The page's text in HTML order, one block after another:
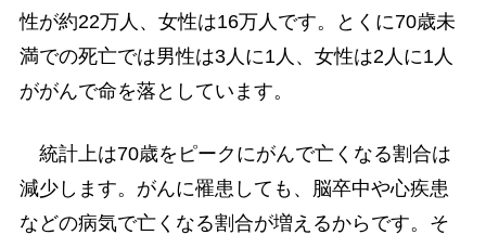
性が約22万人、女性は16万人です。とくに70歳未
満での死亡では男性は3人に1人、女性は2人に1人
ががんで命を落としています。
統計上は70歳をピークにがんで亡くなる割合は
減少します。がんに罹患しても、脳卒中や心疾患
などの病気で亡くなる割合が増えるからです。そ